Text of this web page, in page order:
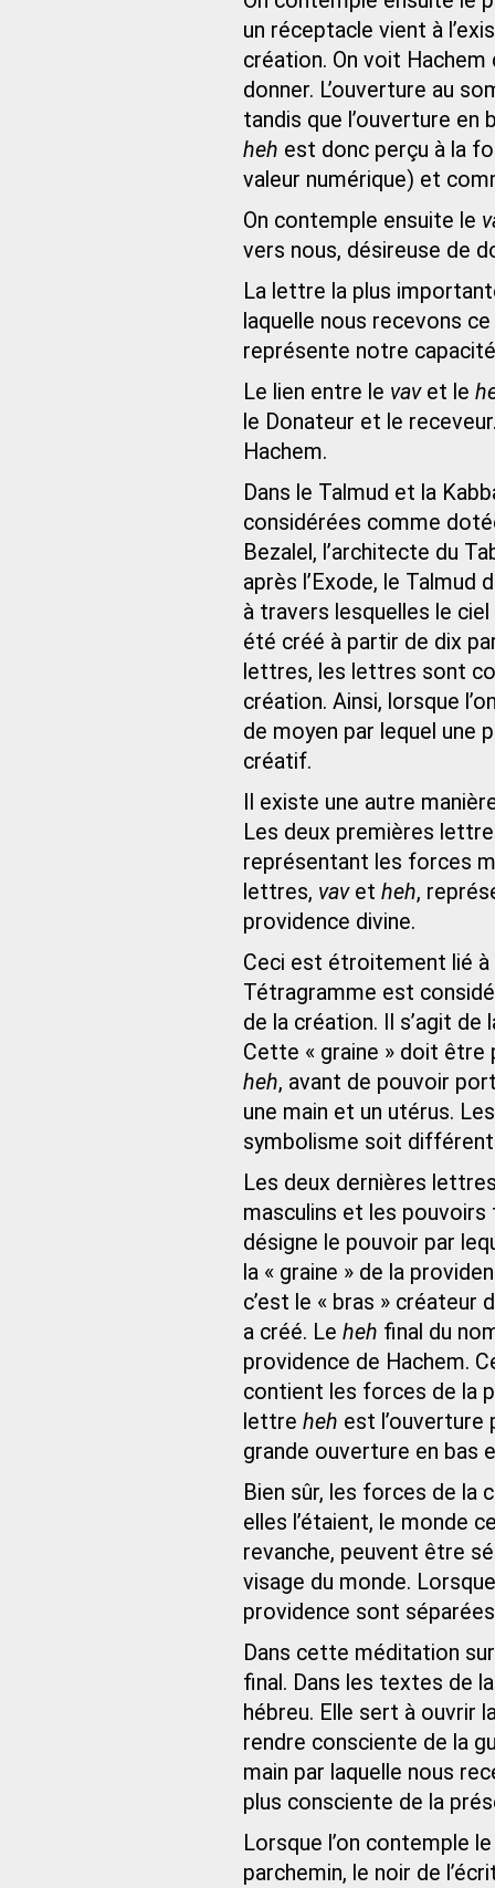
un réceptacle vient à
création. On voit
donner. L’ouverture au
tandis que l’ouverture en
heh est donc perçu à la
valeur numérique) et
On contemple ensuite le
vers nous, désireuse de
La lettre la plus
laquelle nous recevons
représente notre
Le lien entre le vavet le
le Donateur et le
Hachem.
Dans le Talmud et la
considérées comme
Bezalel, l’architecte du
après l’Exode, le
à travers lesquelles le
été créé à partir de dix
lettres, les lettres sont
création. Ainsi, lorsque
de moyen par lequel une
créatif.
Il existe une autre
Les deux premières
représentant les forces
lettres, vavet heh,
providence divine.
Ceci est étroitement lié
Tétragramme est
de la création. Il s’agit de
Cette « graine » doit être
heh, avant de pouvoir
une main et un utérus.
symbolisme soit
Les deux dernières
masculins et les pouvoirs
désigne le pouvoir par
la « graine » de la
c’est le « bras » créateur
a créé. Le heh final du
providence de Hachem.
contient les forces de la
lettre heh est l’ouverture
grande ouverture en bas
Bien sûr, les forces de la
elles l’étaient, le monde
revanche, peuvent être
visage du monde.
providence sont
Dans cette méditation
final. Dans les textes de
hébreu. Elle sert à ouvrir
rendre consciente de la
main par laquelle nous
plus consciente de la
Lorsque l’on contemple
parchemin, le noir de